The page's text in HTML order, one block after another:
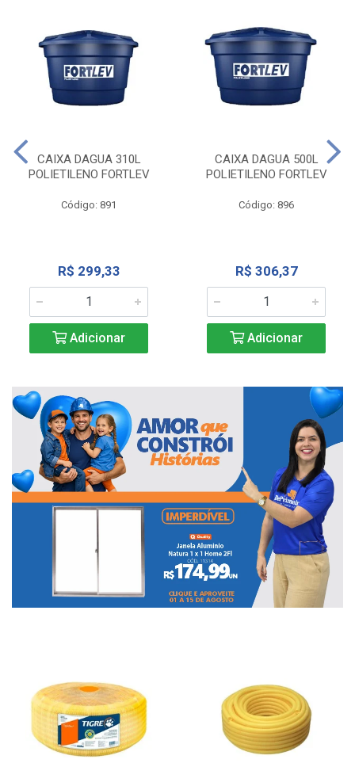
CAIXA DAGUA 310L
POLIETILENO FORTLEV
Código: 891
R$ 299,33
Adicionar
CAIXA DAGUA 500L
POLIETILENO FORTLEV
Código: 896
R$ 306,37
Adicionar